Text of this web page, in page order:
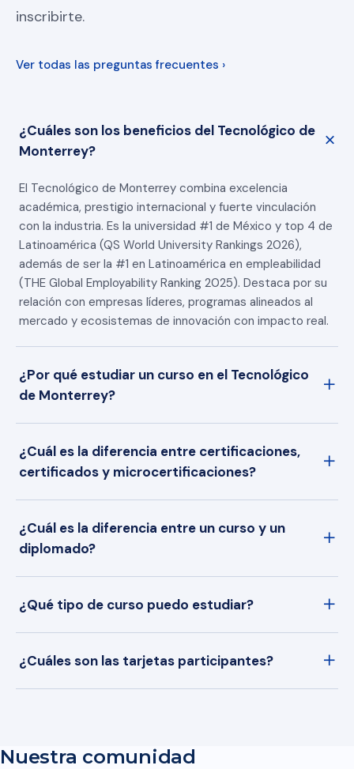
inscribirte.
Ver todas las preguntas frecuentes ›
¿Cuáles son los beneficios del Tecnológico de
Monterrey?
El Tecnológico de Monterrey combina excelencia
académica, prestigio internacional y fuerte vinculación
con la industria. Es la universidad #1 de México y top 4 de
Latinoamérica (QS World University Rankings 2026),
además de ser la #1 en Latinoamérica en empleabilidad
(THE Global Employability Ranking 2025). Destaca por su
relación con empresas líderes, programas alineados al
mercado y ecosistemas de innovación con impacto real.
¿Por qué estudiar un curso en el Tecnológico
de Monterrey?
¿Cuál es la diferencia entre certificaciones,
certificados y microcertificaciones?
¿Cuál es la diferencia entre un curso y un
diplomado?
¿Qué tipo de curso puedo estudiar?
¿Cuáles son las tarjetas participantes?
Nuestra comunidad